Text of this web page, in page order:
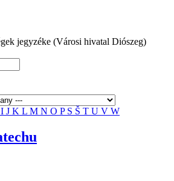
jegyzéke (Városi hivatal Diószeg)
I J K L M N O P S Š T U V W